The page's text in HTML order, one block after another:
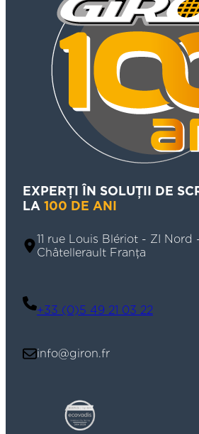
EXPERȚI ÎN SOLUȚII DE
LA 100 DE ANI
11 rue Louis Blériot - ZI Nord
Châtellerault Franța
+33 (0)5 49 21 03 22
info@giron.fr